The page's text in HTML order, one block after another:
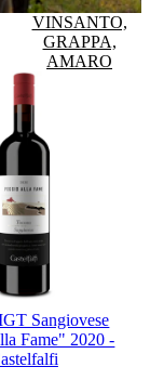
VINSANTO,
GRAPPA,
AMARO
Sangiovese
Fame" 2020 -